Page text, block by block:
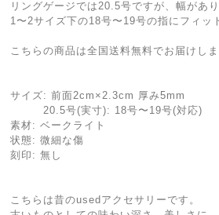
リングゲージでは20.5号ですが、幅があ
1〜2サイズ下の18号〜19号の指にフィッ
こちらの商品は全国送料無料でお届けしま
サイズ: 前面2cm×2.3cm 厚み5mm
20.5号(実寸): 18号〜19号(対応)
素材: ベークライト
状態: 微細な傷
刻印: 無し
こちらは昔のusedアクセサリーです。